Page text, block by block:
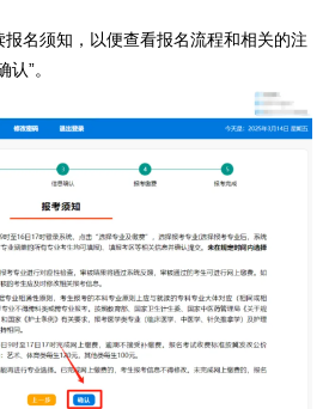
名须知，以便查看报名流程和相关的注
”。